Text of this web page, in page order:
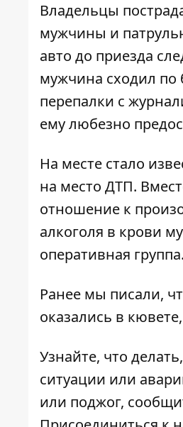
Владельцы
мужчины и
авто до приезда
мужчина сходил по
перепалки с
ему любезно
На месте стало
на место ДТП.
отношение к
алкоголя в крови
оперативная группа.
Ранее мы писали,
оказались в
Узнайте, что делать,
ситуации или
или поджог,